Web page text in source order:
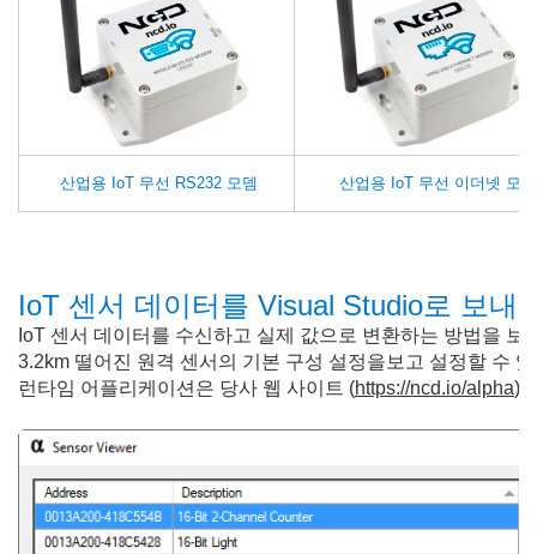
산업용 IoT 무선 RS232 모뎀 산업용 IoT 무선 이더넷 모뎀
IoT 센서 데이터를 Visual Studio로 보내
IoT 센서 데이터를 수신하고 실제 값으로 변환하는 방법을
3.2km 떨어진 원격 센서의 기본 구성 설정을보고 설정할 수
런타임 어플리케이션은 당사 웹 사이트 (https://ncd.io/alpha)